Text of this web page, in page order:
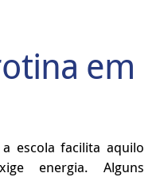
em
escola facilita aquilo
energia. Alguns